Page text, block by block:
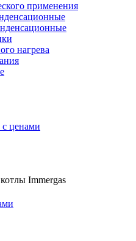
применения
нагрева
с ценами
Immergas